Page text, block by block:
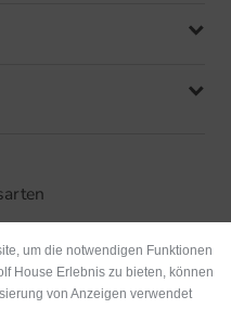
um die notwendigen Funktionen
House Erlebnis zu bieten, können
von Anzeigen verwendet